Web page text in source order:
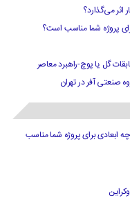
پروژه شما مناسب است؟
گل یا پوچ-راهبرد معاصر
صنعتی آفر در تهران
ابعادی برای پروژه شما مناسب